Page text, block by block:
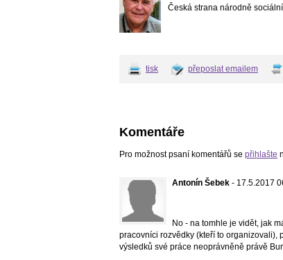
Česká strana národně sociální
tisk přeposlat emailem
Komentáře
Pro možnost psaní komentářů se přihlašte
Antonín Šebek - 17.5.2017
No - na tomhle je vidět, jak
pracovníci rozvědky (kteří to organizovali),
výsledků své práce neoprávněně právě